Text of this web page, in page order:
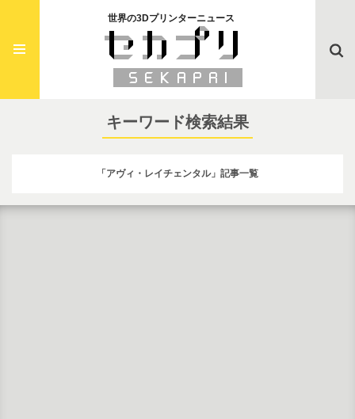
世界の3Dプリンターニュース
キーワード検索結果
「アヴィ・レイチェンタル」記事一覧